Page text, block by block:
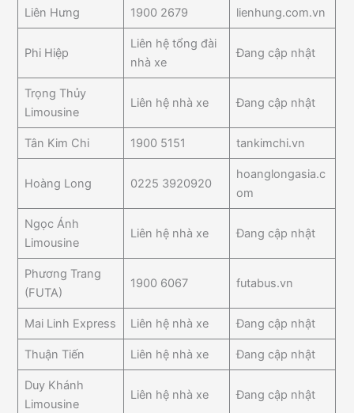
Liên Hưng 1900 2679 lienhung.com.vn
Phi Hiệp
Liên hệ tổng đài
nhà xe
Đang cập nhật
Trọng Thủy
Limousine
Liên hệ nhà xe Đang cập nhật
Tân Kim Chi 1900 5151 tankimchi.vn
Hoàng Long 0225 3920920
hoanglongasia.c
om
Ngọc Ánh
Limousine
Liên hệ nhà xe Đang cập nhật
Phương Trang
(FUTA)
1900 6067 futabus.vn
Mai Linh Express Liên hệ nhà xe Đang cập nhật
Thuận Tiến Liên hệ nhà xe Đang cập nhật
Duy Khánh
Limousine
Liên hệ nhà xe Đang cập nhật